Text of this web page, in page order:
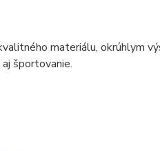
materiálu, okrúhlym
športovanie.